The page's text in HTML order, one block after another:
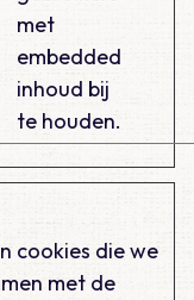
met
embedded
inhoud bij
te houden.
cookies die we
met de